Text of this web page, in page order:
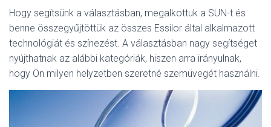
Hogy segítsünk a választásban, megalkottuk a SUN-t és
benne összegyűjtöttük az összes Essilor által alkalmazott
technológiát és színezést. A választásban nagy segítséget
nyújthatnak az alábbi kategóriák, hiszen arra irányulnak,
hogy Ön milyen helyzetben szeretné szemüvegét használni.